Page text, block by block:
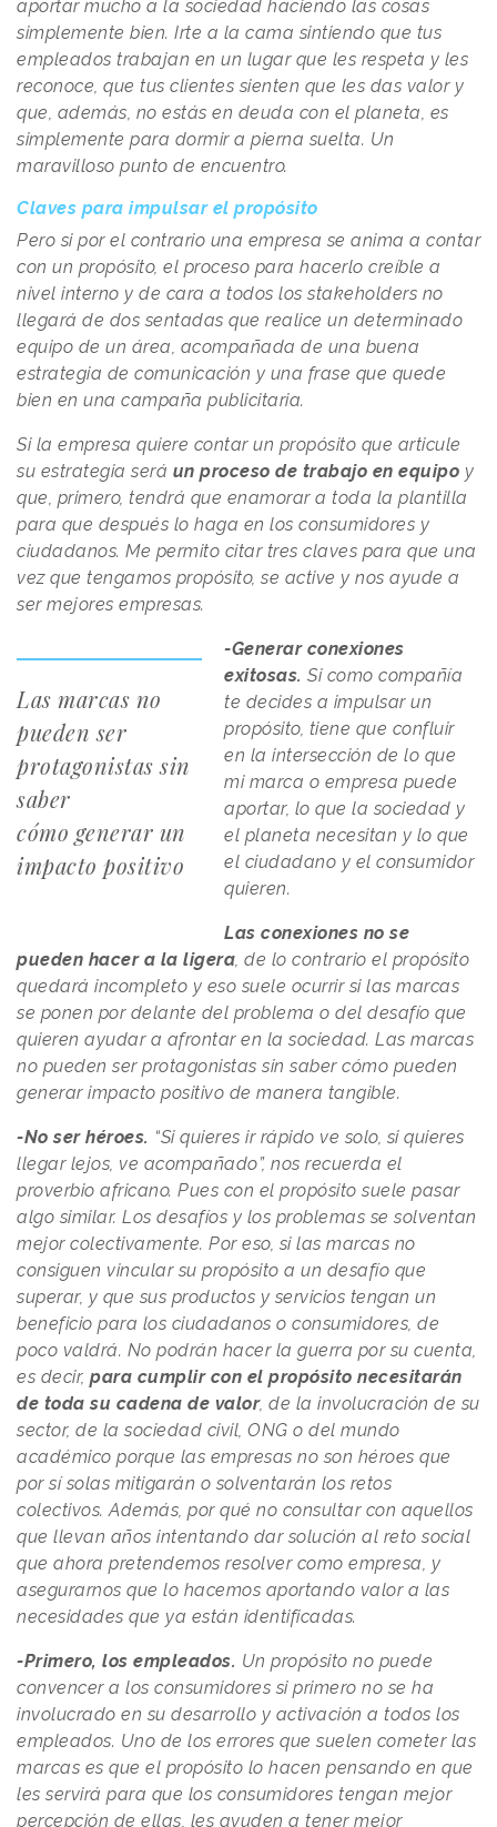
aportar mucho a la sociedad haciendo las cosas
simplemente bien. Irte a la cama sintiendo que tus
empleados trabajan en un lugar que les respeta y les
reconoce, que tus clientes sienten que les das valor y
que, además, no estás en deuda con el planeta, es
simplemente para dormir a pierna suelta. Un
maravilloso punto de encuentro.
Claves para impulsar el propósito
Pero si por el contrario una empresa se anima a contar
con un propósito, el proceso para hacerlo creíble a
nivel interno y de cara a todos los stakeholders no
llegará de dos sentadas que realice un determinado
equipo de un área, acompañada de una buena
estrategia de comunicación y una frase que quede
bien en una campaña publicitaria.
Si la empresa quiere contar un propósito que articule
su estrategia será un proceso de trabajo en equipo y
que, primero, tendrá que enamorar a toda la plantilla
para que después lo haga en los consumidores y
ciudadanos. Me permito citar tres claves para que una
vez que tengamos propósito, se active y nos ayude a
ser mejores empresas.
Las marcas no
pueden ser
protagonistas sin
saber
cómo generar un
impacto positivo
-Generar conexiones
exitosas. Si como compañía
te decides a impulsar un
propósito, tiene que confluir
en la intersección de lo que
mi marca o empresa puede
aportar, lo que la sociedad y
el planeta necesitan y lo que
el ciudadano y el consumidor
quieren.
Las conexiones no se
pueden hacer a la ligera, de lo contrario el propósito
quedará incompleto y eso suele ocurrir si las marcas
se ponen por delante del problema o del desafío que
quieren ayudar a afrontar en la sociedad. Las marcas
no pueden ser protagonistas sin saber cómo pueden
generar impacto positivo de manera tangible.
-No ser héroes. “Si quieres ir rápido ve solo, si quieres
llegar lejos, ve acompañado”, nos recuerda el
proverbio africano. Pues con el propósito suele pasar
algo similar. Los desafíos y los problemas se solventan
mejor colectivamente. Por eso, si las marcas no
consiguen vincular su propósito a un desafío que
superar, y que sus productos y servicios tengan un
beneficio para los ciudadanos o consumidores, de
poco valdrá. No podrán hacer la guerra por su cuenta,
es decir, para cumplir con el propósito necesitarán
de toda su cadena de valor, de la involucración de su
sector, de la sociedad civil, ONG o del mundo
académico porque las empresas no son héroes que
por sí solas mitigarán o solventarán los retos
colectivos. Además, por qué no consultar con aquellos
que llevan años intentando dar solución al reto social
que ahora pretendemos resolver como empresa, y
asegurarnos que lo hacemos aportando valor a las
necesidades que ya están identificadas.
-Primero, los empleados. Un propósito no puede
convencer a los consumidores si primero no se ha
involucrado en su desarrollo y activación a todos los
empleados. Uno de los errores que suelen cometer las
marcas es que el propósito lo hacen pensando en que
les servirá para que los consumidores tengan mejor
percepción de ellas, les ayuden a tener mejor